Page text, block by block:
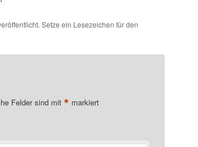
Setze ein Lesezeichen für den
Felder sind mit * markiert